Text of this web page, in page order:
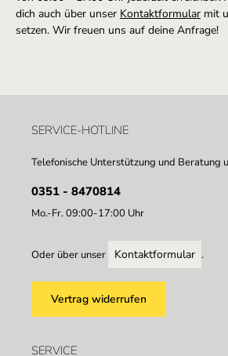
dich auch über unser Kontaktformular mit
setzen. Wir freuen uns auf deine Anfrage!
SERVICE-HOTLINE
Telefonische Unterstützung und Beratung
0351 - 8470814
Mo.-Fr. 09:00-17:00 Uhr
Oder über unser Kontaktformular .
Vertrag widerrufen
SERVICE